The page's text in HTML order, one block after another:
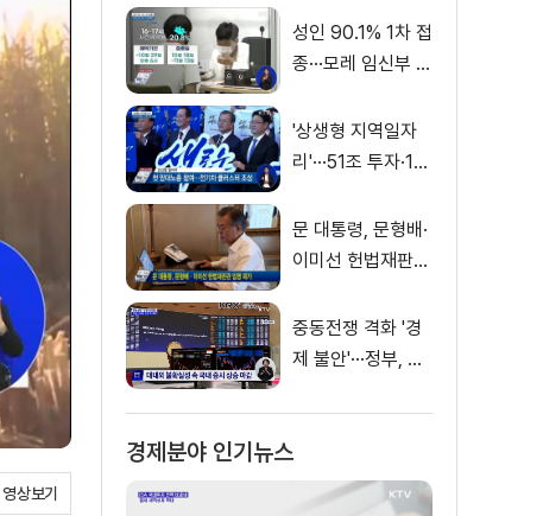
상보기
성인 90.1% 1차 접
종···모레 임신부 사
'상생형 지역일자
리'···51조 투자·13
문 대통령, 문형배·
이미선 헌법재판관
중동전쟁 격화 '경
제 불안'···정부, 금
소화
경제분야 인기뉴스